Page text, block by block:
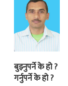
बुझ्नुपर्ने के हो ?
गर्नुपर्ने के हो ?